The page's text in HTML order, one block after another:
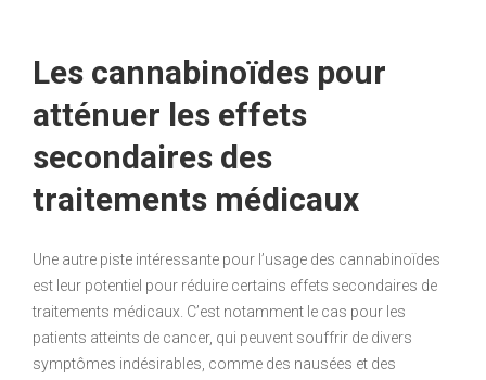
Les cannabinoïdes pour
atténuer les effets
secondaires des
traitements médicaux
Une autre piste intéressante pour l’usage des cannabinoïdes
est leur potentiel pour réduire certains effets secondaires de
traitements médicaux. C’est notamment le cas pour les
patients atteints de cancer, qui peuvent souffrir de divers
symptômes indésirables, comme des nausées et des